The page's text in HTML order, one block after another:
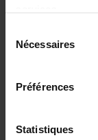
Nécessaires
Préférences
Statistiques